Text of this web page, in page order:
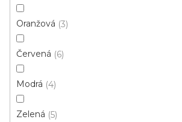
Řadit podle:
ZAVŘÍT FILTR
Oranžová 3
Červená 6
Modrá 4
Zelená 5